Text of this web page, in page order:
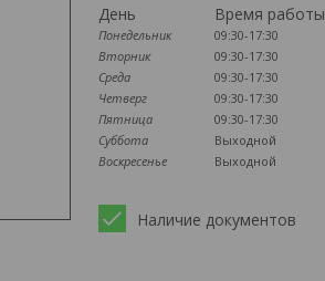
День
Время работы
Понедельник
09:30-17:30
Вторник
09:30-17:30
Среда
09:30-17:30
Четверг
09:30-17:30
Пятница
09:30-17:30
Суббота
Выходной
Воскресенье
Выходной
Наличие документов